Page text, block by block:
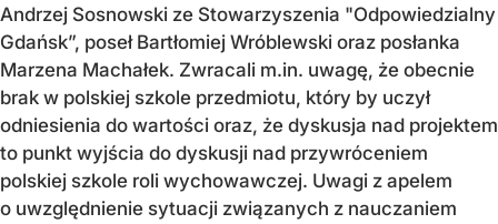
Andrzej Sosnowski ze Stowarzyszenia "Odpowiedzialny
Gdańsk”, poseł Bartłomiej Wróblewski oraz posłanka
Marzena Machałek. Zwracali m.in. uwagę, że obecnie
brak w polskiej szkole przedmiotu, który by uczył
odniesienia do wartości oraz, że dyskusja nad projektem
to punkt wyjścia do dyskusji nad przywróceniem
polskiej szkole roli wychowawczej. Uwagi z apelem
o uwzględnienie sytuacji związanych z nauczaniem